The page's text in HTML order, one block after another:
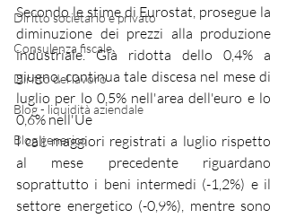
Diritto societario e privato
Consulenza fiscale
Diritto del lavoro
Blog - liquidità aziendale
Blog generico
Secondo le stime di Eurostat, prosegue la
diminuzione dei prezzi alla produzione
industriale. Già ridotta dello 0,4% a
giugno, continua tale discesa nel mese di
luglio per lo 0,5% nell'area dell'euro e lo
0,6% nell'Ue
I cali maggiori registrati a luglio rispetto
al mese precedente riguardano
soprattutto i beni intermedi (-1,2%) e il
settore energetico (-0,9%), mentre sono